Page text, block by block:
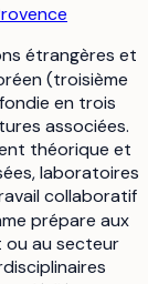
étrangères et
(troisième
en trois
associées.
théorique et
laboratoires
collaboratif
prépare aux
ou au secteur